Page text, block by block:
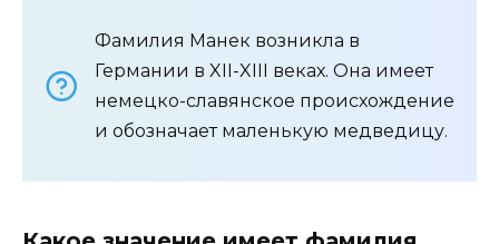
Фамилия Манек возникла в
Германии в XII-XIII веках. Она имеет
немецко-славянское происхождение
и обозначает маленькую медведицу.